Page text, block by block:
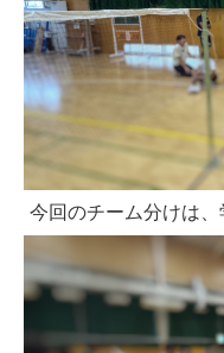
今回のチーム分けは、